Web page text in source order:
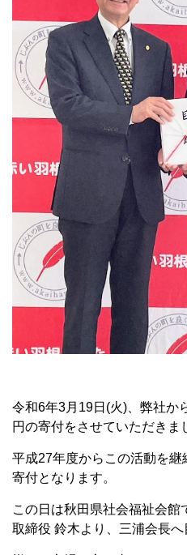
令和6年3月19日(火)、弊社か
円の寄付をさせていただきま
平成27年度からこの活動を
寄付となります。
この日は秋田県社会福祉会
取締役 鈴木より、三浦会長へ